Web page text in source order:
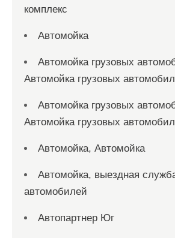
комплекс
Автомойка
Автомойка грузовых
Автомойка грузовых
Автомойка грузовых
Автомойка грузовых
Автомойка, Автомойка
Автомойка, выездная
автомобилей
Автопартнер Юг